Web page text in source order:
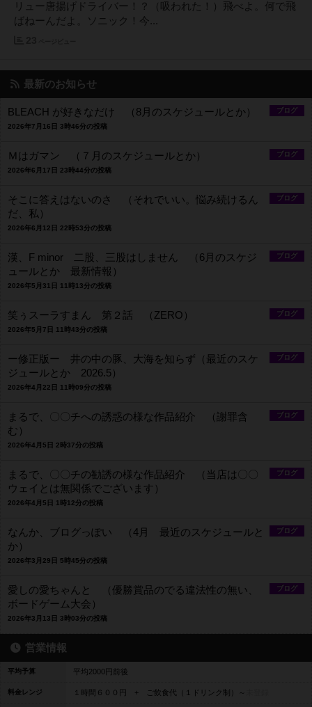
リュー唐揚げドライバー！？（吸われた！）飛べよ。何で飛
ばねーんだよ。ソニック！今...
最新のお知らせ
ブログ
BLEACH が好きなだけ （8月のスケジュールとか）
2026年7月16日 3時46分の投稿
ブログ
Ｍはガマン （７月のスケジュールとか）
2026年6月17日 23時44分の投稿
ブログ
そこに答えはないのさ （それでいい。悩み続けるん
だ、私）
2026年6月12日 22時53分の投稿
ブログ
漢、F minor 二股、三股はしません （6月のスケジ
ュールとか 最新情報）
2026年5月31日 11時13分の投稿
ブログ
笑ぅスーラすまん 第２話 （ZERO）
2026年5月7日 11時43分の投稿
ブログ
ー修正版ー 井の中の豚、大海を知らず（最近のスケ
ジュールとか 2026.5）
2026年4月22日 11時09分の投稿
ブログ
まるで、〇〇チへの誘惑の様な作品紹介 （謝罪含
む）
2026年4月5日 2時37分の投稿
ブログ
まるで、〇〇チの勧誘の様な作品紹介 （当店は〇〇
ウェイとは無関係でございます）
2026年4月5日 1時12分の投稿
ブログ
なんか、ブログっぽい （4月 最近のスケジュールと
か）
2026年3月29日 5時45分の投稿
ブログ
愛しの愛ちゃんと （優勝賞品のでる違法性の無い、
ボードゲーム大会）
2026年3月13日 3時03分の投稿
営業情報
平均予算 平均2000円前後
料金レンジ １時間６００円 + ご飲食代（１ドリンク制）～